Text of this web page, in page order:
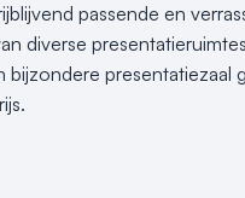
passende en
diverse
bijzondere presentatiezaal